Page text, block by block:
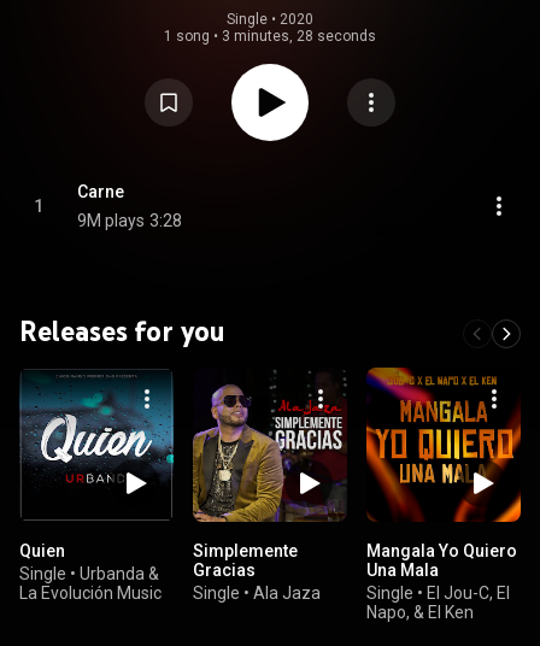
Single • 2020
1 song • 3 minutes, 28 seconds
1
Carne
9M plays 3:28
Releases for you
Quien
Single • Urbanda &
La Evolución Music
Simplemente
Gracias
Single • Ala Jaza
Mangala Yo Quiero
Una Mala
Single • El Jou-C, El
Napo, & El Ken